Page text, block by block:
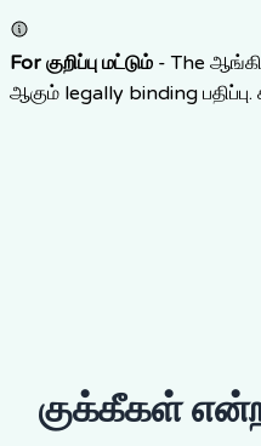
For குறிப்பு மட்டும் -The
ஆகும் legally binding பதிப்பு.
குக்கீகள்